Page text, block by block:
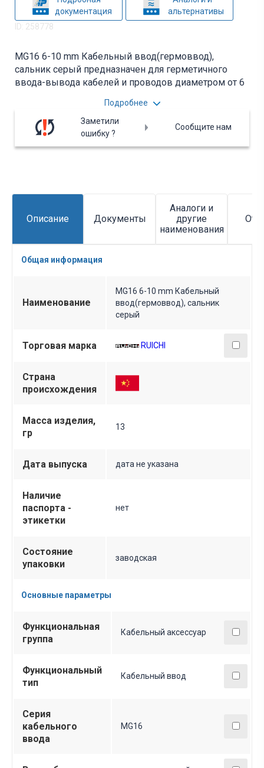
документация
альтернативы
ID: 258778
MG16 6-10 mm Кабельный ввод(гермоввод),
сальник серый предназначен для герметичного
ввода-вывода кабелей и проводов диаметром от 6
электрооборудования. Вся дополнительная
информация находится во вложении на товар, см.
pdf - файл.
Подробнее
Заметили
ошибку ?
Сообщите нам
Описание Документы
Аналоги и
другие
наименования
Общая информация
Наименование
MG16 6-10 mm Кабельный
ввод(гермоввод), сальник
серый
Торговая марка RUICHI
Страна
происхождения
Масса изделия,
гр
13
Дата выпуска дата не указана
Наличие
паспорта -
этикетки
нет
Состояние
упаковки
заводская
Основные параметры
Функциональная
группа
Кабельный аксессуар
Функциональный
тип
Кабельный ввод
Серия
кабельного
ввода
MG16